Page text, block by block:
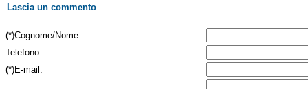
Lascia un commento
(*)Cognome/Nome:
Telefono:
(*)E-mail: